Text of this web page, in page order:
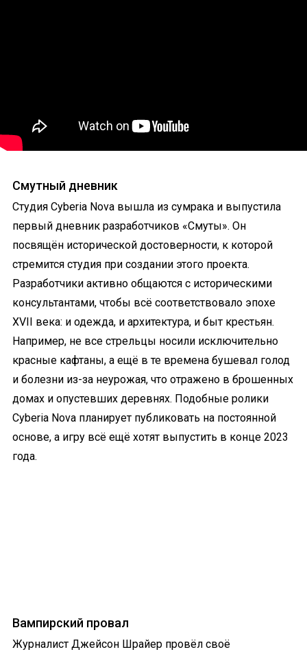
Смутный дневник
Студия Cyberia Nova вышла из сумрака и выпустила
первый дневник разработчиков «Смуты». Он
посвящён исторической достоверности, к которой
стремится студия при создании этого проекта.
Разработчики активно общаются с историческими
консультантами, чтобы всё соответствовало эпохе
XVII века: и одежда, и архитектура, и быт крестьян.
Например, не все стрельцы носили исключительно
красные кафтаны, а ещё в те времена бушевал голод
и болезни из-за неурожая, что отражено в брошенных
домах и опустевших деревнях. Подобные ролики
Cyberia Nova планирует публиковать на постоянной
основе, а игру всё ещё хотят выпустить в конце 2023
года.
Вампирский провал
Журналист Джейсон Шрайер провёл своё